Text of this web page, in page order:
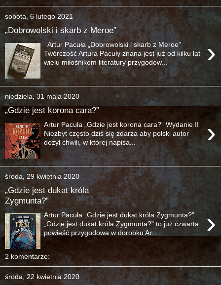
sobota, 6 lutego 2021
„Dobrowolski i skarb z Meroe”
›
Artur Pacuła „Dobrowolski i skarb z Meroe”
Twórczość Artura Pacuły znana jest już od kilku lat
wielu miłośnikom literatury przygodow...
niedziela, 31 maja 2020
„Gdzie jest korona cara?”
›
Artur Pacuła „Gdzie jest korona cara?” Wydanie II
Niezbyt często dziś się zdarza aby polski autor
dożył chwili, w której napisa...
środa, 29 kwietnia 2020
„Gdzie jest dukat króla
Zygmunta?”
›
Artur Pacuła „Gdzie jest dukat króla Zygmunta?”
„Gdzie jest dukat króla Zygmunta?” to już czwarta
powieść przygodowa w dorobku Ar...
2 komentarze:
środa, 22 kwietnia 2020